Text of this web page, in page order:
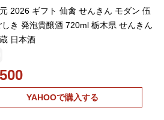
2026 ギフト 仙禽 せんきん モダン 伍
き 発泡貴醸酒 720ml 栃木県 せんきん
日本酒
YAHOOで購入する